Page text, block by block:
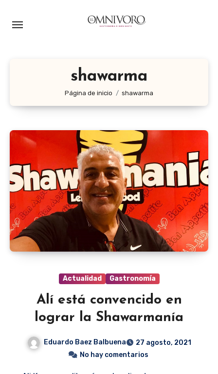
shawarma
Página de inicio shawarma
Actualidad Gastronomía
Alí está convencido en
lograr la Shawarmanía
Eduardo Baez Balbuena
27 agosto, 2021
No hay comentarios